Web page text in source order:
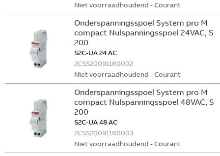
Niet voorraadhoudend - Courant
Onderspanningsspoel System pro M
compact Nulspanningsspoel 24VAC, S
200
S2C-UA 24 AC
2CSS200911R0002
Niet voorraadhoudend - Courant
Onderspanningsspoel System pro M
compact Nulspanningsspoel 48VAC, S
200
S2C-UA 48 AC
2CSS200911R0003
Niet voorraadhoudend - Courant